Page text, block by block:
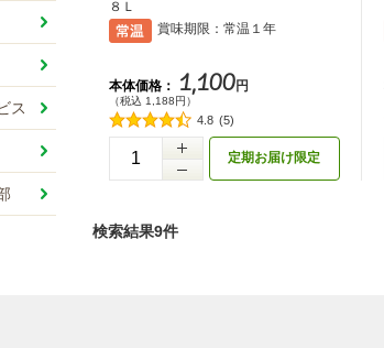
ス
８Ｌ
賞味期限：常温１年
本体価格： 1,100円
（税込 1,188円）
4.8 (5)
定期お届け限定
+
-
検索結果9件